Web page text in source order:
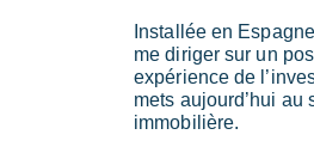
Installée en
me diriger sur un
expérience de
mets aujourd’hui
immobilière.